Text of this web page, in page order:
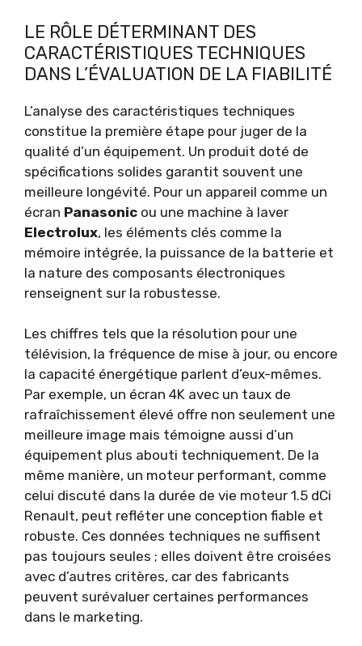
LE RÔLE DÉTERMINANT DES
CARACTÉRISTIQUES TECHNIQUES
DANS L’ÉVALUATION DE LA FIABILITÉ
L’analyse des caractéristiques techniques
constitue la première étape pour juger de la
qualité d’un équipement. Un produit doté de
spécifications solides garantit souvent une
meilleure longévité. Pour un appareil comme un
écran Panasonic ou une machine à laver
Electrolux, les éléments clés comme la
mémoire intégrée, la puissance de la batterie et
la nature des composants électroniques
renseignent sur la robustesse.
Les chiffres tels que la résolution pour une
télévision, la fréquence de mise à jour, ou encore
la capacité énergétique parlent d’eux-mêmes.
Par exemple, un écran 4K avec un taux de
rafraîchissement élevé offre non seulement une
meilleure image mais témoigne aussi d’un
équipement plus abouti techniquement. De la
même manière, un moteur performant, comme
celui discuté dans la durée de vie moteur 1.5 dCi
Renault, peut refléter une conception fiable et
robuste. Ces données techniques ne suffisent
pas toujours seules ; elles doivent être croisées
avec d’autres critères, car des fabricants
peuvent surévaluer certaines performances
dans le marketing.